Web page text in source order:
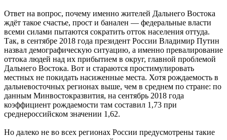
Ответ на вопрос, почему именно жителей Дальнего Востока
ждёт такое счастье, прост и банален — федеральные власти
всеми силами пытаются сократить отток населения оттуда.
Так, в сентябре 2018 года президент России Владимир Путин
назвал демографическую ситуацию, а именно превалирование
оттока людей над их прибытием в округ, главной проблемой
Дальнего Востока. Вот и стараются простимулировать
местных не покидать насиженные места. Хотя рождаемость в
дальневосточных регионах выше, чем в среднем по стране: по
данным Минвостокразвития, на сентябрь 2018 года
коэффициент рождаемости там составил 1,73 при
среднероссийском значении 1,62.
Но далеко не во всех регионах России предусмотрены такие